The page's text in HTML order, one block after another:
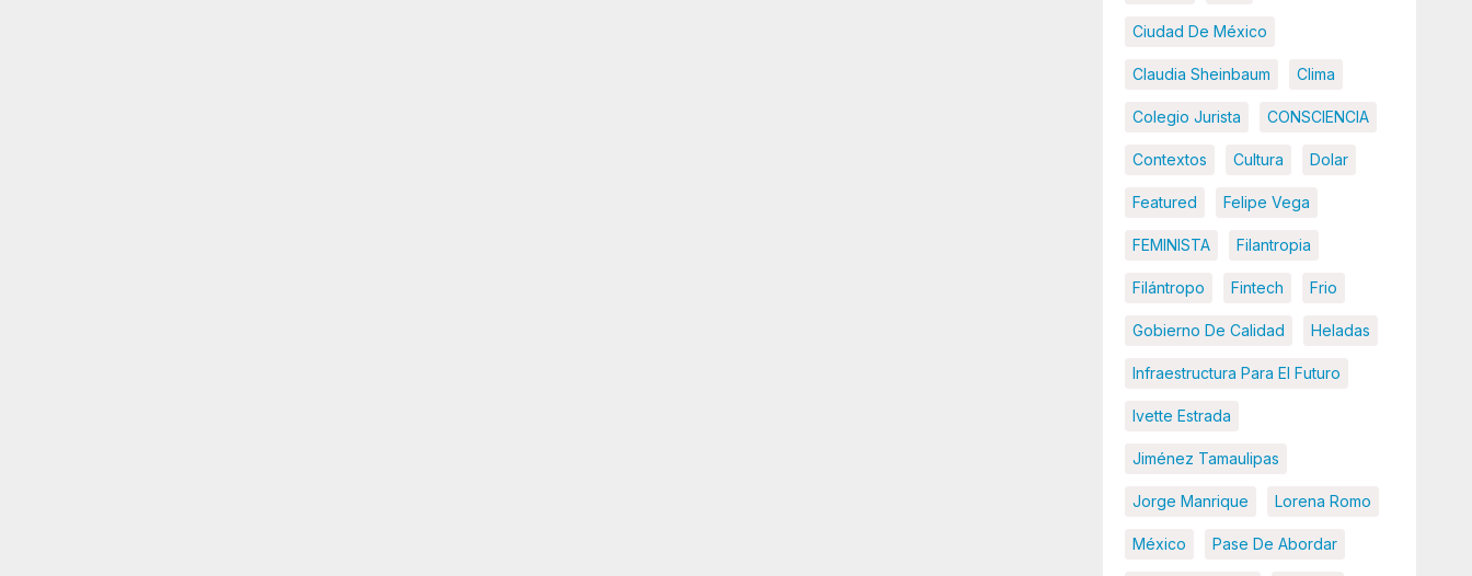
Ciudad De México
Claudia Sheinbaum Clima
Colegio Jurista CONSCIENCIA
Contextos Cultura Dolar
Featured Felipe Vega
FEMINISTA Filantropia
Filántropo Fintech Frio
Gobierno De Calidad Heladas
Infraestructura Para El Futuro
Ivette Estrada
Jiménez Tamaulipas
Jorge Manrique Lorena Romo
México Pase De Abordar